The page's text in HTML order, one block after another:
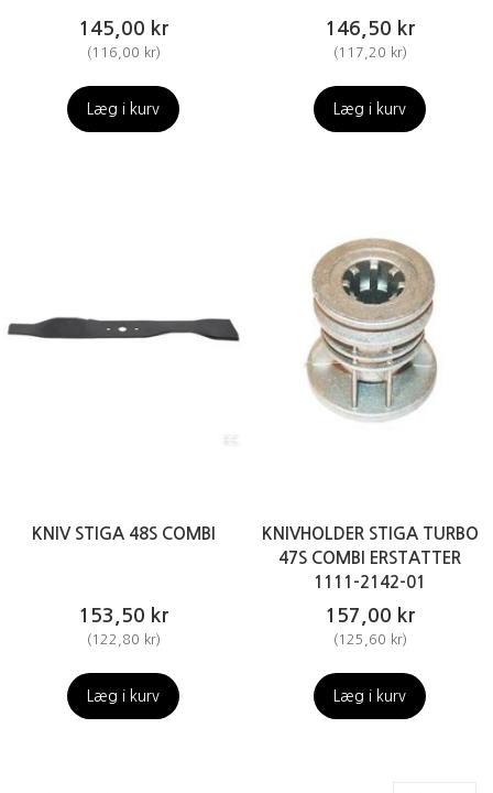
145,00 kr
(116,00 kr)
Læg i kurv
146,50 kr
(117,20 kr)
Læg i kurv
KNIV STIGA 48S COMBI
153,50 kr
(122,80 kr)
Læg i kurv
KNIVHOLDER STIGA TURBO
47S COMBI ERSTATTER
1111-2142-01
157,00 kr
(125,60 kr)
Læg i kurv